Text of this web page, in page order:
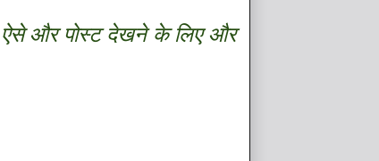
ऐसे और पोस्ट देखने के लिए और